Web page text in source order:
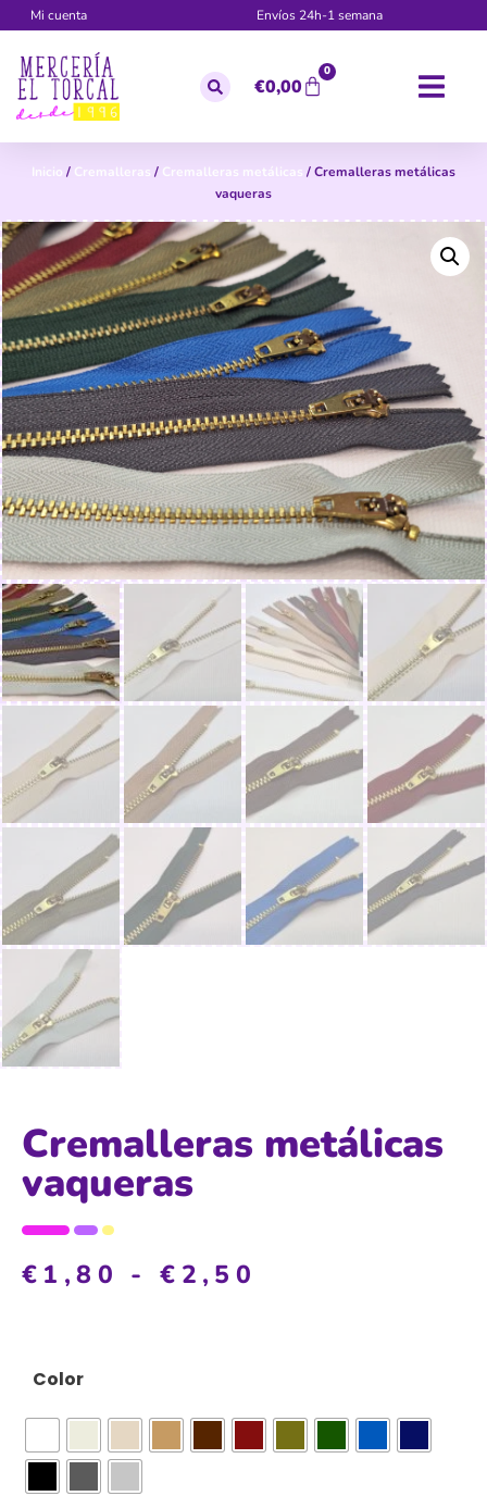
Mi cuenta Envíos 24h-1 semana
€0,00
0
Inicio / Cremalleras / Cremalleras metálicas / Cremalleras metálicas
vaqueras
Cremalleras metálicas
vaqueras
€ 1,80 - € 2,50
Color